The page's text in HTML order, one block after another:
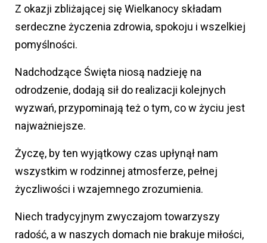
Z okazji zbliżającej się Wielkanocy składam
serdeczne życzenia zdrowia, spokoju i wszelkiej
pomyślności.
Nadchodzące Święta niosą nadzieję na
odrodzenie, dodają sił do realizacji kolejnych
wyzwań, przypominają też o tym, co w życiu jest
najważniejsze.
Życzę, by ten wyjątkowy czas upłynął nam
wszystkim w rodzinnej atmosferze, pełnej
życzliwości i wzajemnego zrozumienia.
Niech tradycyjnym zwyczajom towarzyszy
radość, a w naszych domach nie brakuje miłości,